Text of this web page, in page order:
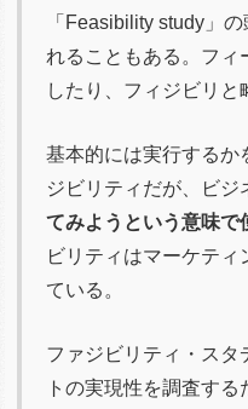
「Feasibility study」
れることもある。フィ
したり、フィジビリと
基本的には実行するか
ジビリティだが、ビジ
てみようという意味で
ビリティはマーケテ
ている。
ファジビリティ・スタ
トの実現性を調査す